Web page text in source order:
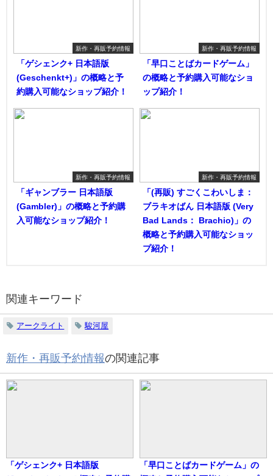
新作・再販予約情報
「ゲシェンク+ 日本語版
(Geschenkt+)」の概略と予
約購入可能なショップ紹介！
新作・再販予約情報
「早口ことばカードゲーム」
の概略と予約購入可能なショ
ップ紹介！
新作・再販予約情報
「ギャンブラー 日本語版
(Gambler)」の概略と予約購
入可能なショップ紹介！
新作・再販予約情報
「(再販) すごくこわいしま：
ブラキオばん 日本語版 (Very
Bad Lands： Brachio)」の
概略と予約購入可能なショッ
プ紹介！
関連キーワード
アークライト 駿河屋
新作・再販予約情報の関連記事
「ゲシェンク+ 日本語版
「早口ことばカードゲーム」の